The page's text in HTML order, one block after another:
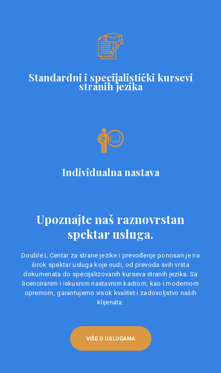
Standardni i specijalistički kursevi
stranih jezika
Individualna nastava
Upoznajte naš raznovrstan
spektar usluga.
Double L Centar za strane jezike i prevođenje ponosan je na
širok spektar usluga koje nudi, od prevoda svih vrsta
dokumenata do specijalizovanih kurseva stranih jezika. Sa
licenciranim i iskusnim nastavnim kadrom, kao i modernom
opremom, garantujemo visok kvalitet i zadovoljstvo naših
klijenata.
VIŠE O USLUGAMA